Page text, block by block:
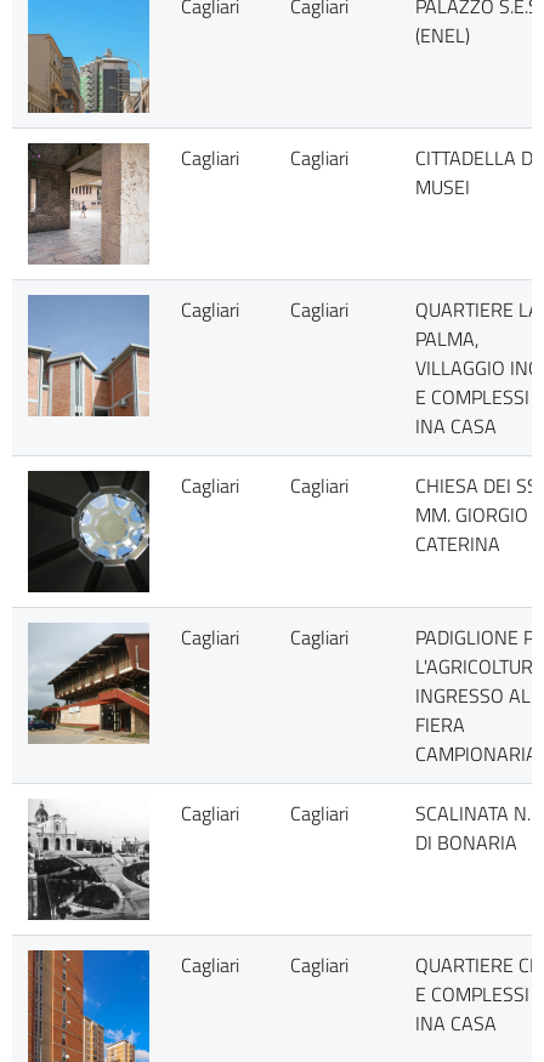
Cagliari Cagliari
PALAZZO S.E.S.
(ENEL)
Cagliari Cagliari
CITTADELLA
MUSEI
Cagliari Cagliari
QUARTIERE LA
PALMA,
VILLAGGIO
E COMPLESSI
INA CASA
Cagliari Cagliari
CHIESA DEI SS.
MM. GIORGIO E
CATERINA
Cagliari Cagliari
PADIGLIONE
INGRESSO
FIERA
CAMPIONARIA
Cagliari Cagliari
SCALINATA N.
DI BONARIA
Cagliari Cagliari
QUARTIERE
E COMPLESSI
INA CASA